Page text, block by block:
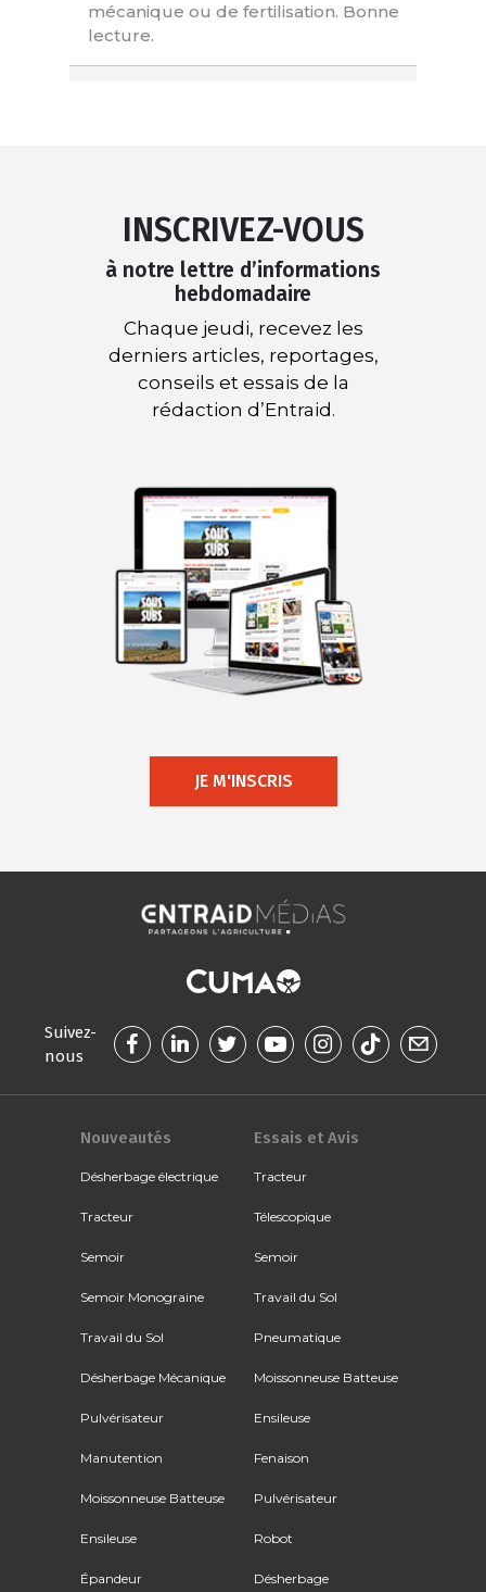
mécanique ou de fertilisation. Bonne
lecture.
INSCRIVEZ-VOUS
à notre lettre d’informations
hebdomadaire
Chaque jeudi, recevez les
derniers articles, reportages,
conseils et essais de la
rédaction d’Entraid.
JE M'INSCRIS
Suivez-
nous
Nouveautés
Désherbage électrique
Tracteur
Semoir
Semoir Monograine
Travail du Sol
Désherbage Mécanique
Pulvérisateur
Manutention
Moissonneuse Batteuse
Ensileuse
Épandeur
Essais et Avis
Tracteur
Télescopique
Semoir
Travail du Sol
Pneumatique
Moissonneuse Batteuse
Ensileuse
Fenaison
Pulvérisateur
Robot
Désherbage